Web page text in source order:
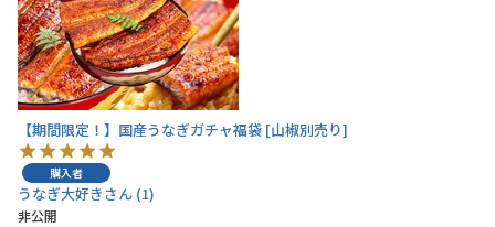
【期間限定！】国産うなぎガチャ福袋 [山椒別売り]
購入者
うなぎ大好き 1
非公開